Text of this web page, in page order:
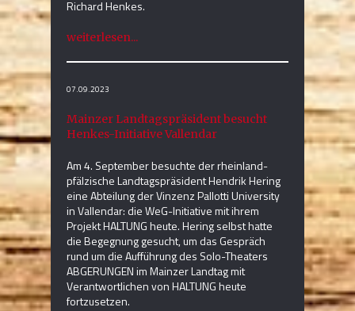
Richard Henkes.
weiterlesen...
07.09.2023
Mainzer Landtagspräsident besucht
Henkes-Initiative Vallendar
Am 4. September besuchte der rheinland-
pfälzische Landtagspräsident Hendrik Hering
eine Abteilung der Vinzenz Pallotti University
in Vallendar: die WeG-Initiative mit ihrem
Projekt HALTUNG heute. Hering selbst hatte
die Begegnung gesucht, um das Gespräch
rund um die Aufführung des Solo-Theaters
ABGERUNGEN im Mainzer Landtag mit
Verantwortlichen von HALTUNG heute
fortzusetzen.